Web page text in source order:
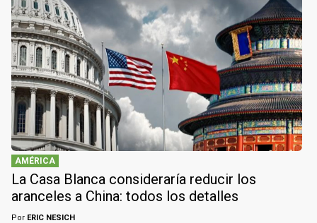
AMÉRICA
La Casa Blanca consideraría reducir los
aranceles a China: todos los detalles
Por ERIC NESICH